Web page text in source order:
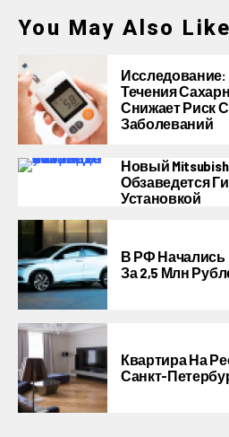
You May Also Like
Течения
Снижает Риск
Заболеваний
Новый
Обзаведется
Установкой
В РФ Начались
За 2,5 Млн
Квартира На
Санкт-